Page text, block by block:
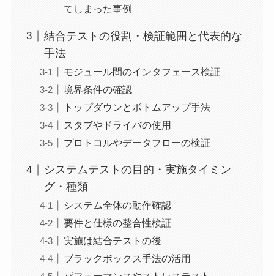
てしまった事例
結合テストの役割・検証範囲と代表的な
手法
モジュール間のインタフェース検証
境界条件の確認
トップダウンとボトムアップ手法
スタブやドライバの使用
プロトコルやデータフローの検証
システムテストの目的・実施タイミン
グ・種類
システム全体の動作確認
要件と仕様の整合性検証
実施は結合テストの後
ブラックボックス手法の活用